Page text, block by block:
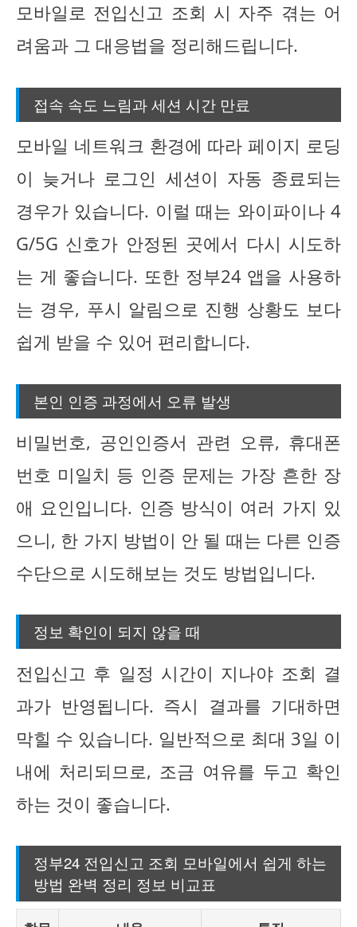
모바일로 전입신고 조회 시 자주 겪는 어
려움과 그 대응법을 정리해드립니다.
접속 속도 느림과 세션 시간 만료
모바일 네트워크 환경에 따라 페이지 로딩
이 늦거나 로그인 세션이 자동 종료되는
경우가 있습니다. 이럴 때는 와이파이나 4
G/5G 신호가 안정된 곳에서 다시 시도하
는 게 좋습니다. 또한 정부24 앱을 사용하
는 경우, 푸시 알림으로 진행 상황도 보다
쉽게 받을 수 있어 편리합니다.
본인 인증 과정에서 오류 발생
비밀번호, 공인인증서 관련 오류, 휴대폰
번호 미일치 등 인증 문제는 가장 흔한 장
애 요인입니다. 인증 방식이 여러 가지 있
으니, 한 가지 방법이 안 될 때는 다른 인증
수단으로 시도해보는 것도 방법입니다.
정보 확인이 되지 않을 때
전입신고 후 일정 시간이 지나야 조회 결
과가 반영됩니다. 즉시 결과를 기대하면
막힐 수 있습니다. 일반적으로 최대 3일 이
내에 처리되므로, 조금 여유를 두고 확인
하는 것이 좋습니다.
정부24 전입신고 조회 모바일에서 쉽게 하는
방법 완벽 정리 정보 비교표